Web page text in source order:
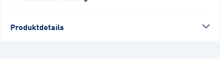
Produktdetails